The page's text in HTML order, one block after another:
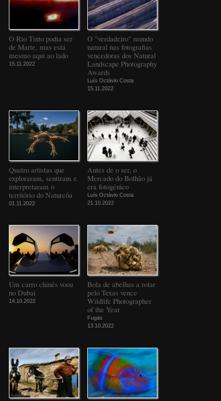
O Rio Tinto podia ser
de Marte, mas está
mesmo aqui ao lado
15.11.2022
O "verdadeiro" mundo
natural nas fotografias
vencedoras dos Natural
Landscape Photography
Awards
Luís Octávio Costa
15.11.2022
Quatro artistas que
exploraram, sentiram e
interpretaram o
território do Naturcôa
01.11.2022
Antes de o ser, o
Mercado do Bolhão já
era fotogénico
Luís Octávio Costa
21.10.2022
Um carro chinês voou
no Dubai
14.10.2022
Bola de abelhas a rolar
pelo Texas vence
Wildlife Photographer
of the Year
Fugas
13.10.2022